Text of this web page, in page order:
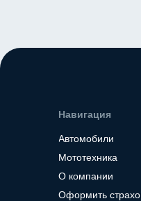
Навигация
Автомобили
Мототехника
О компании
Оформить